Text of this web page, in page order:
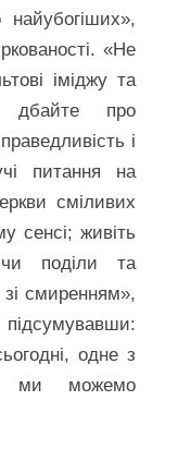
«Не
іміджу та
дбайте про
і
питання на
сміливих
сенсі; живіть
поділи та
смиренням»,
одне з
ми можемо